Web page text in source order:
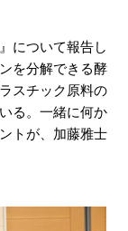
について報告し
を分解できる酵
スチック原料の
る。一緒に何か
トが、加藤雅士